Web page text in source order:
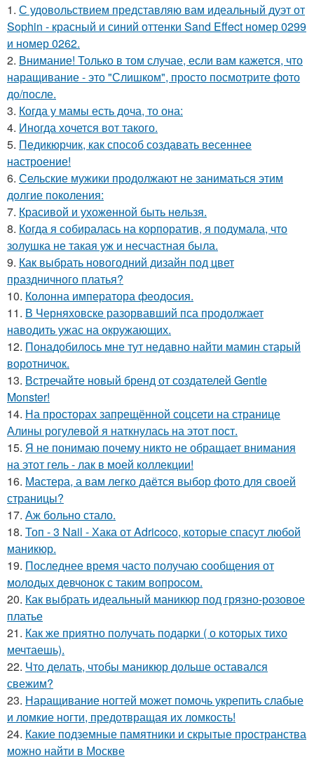
1. С удовольствием представляю вам идеальный дуэт от
Sophin - красный и синий оттенки Sand Effect номер 0299
и номер 0262.
2. Внимание! Только в том случае, если вам кажется, что
наращивание - это "Слишком", просто посмотрите фото
до/после.
3. Когда у мамы есть доча, то она:
4. Иногда хочется вот такого.
5. Педикюрчик, как способ создавать весеннее
настроение!
6. Сельские мужики продолжают не заниматься этим
долгие поколения:
7. Красивой и ухожeнной быть нeльзя.
8. Когда я собиралась на корпоратив, я подумала, что
золушка не такая уж и несчастная была.
9. Как выбрать новогодний дизайн под цвет
праздничного платья?
10. Колонна императора феодосия.
11. В Черняховске разорвавший пса продолжает
наводить ужас на окружающих.
12. Понадобилось мне тут недавно найти мамин старый
воротничок.
13. Встречайте новый бренд от создателей Gentle
Monster!
14. На просторах запрещённой соцсети на странице
Алины рогулевой я наткнулась на этот пост.
15. Я не понимаю почему никто не обращает внимания
на этот гель - лак в моей коллекции!
16. Мастера, а вам легко даётся выбор фото для своей
страницы?
17. Аж больно стало.
18. Топ - 3 Nail - Хака от Adricoco, которые спасут любой
маникюр.
19. Последнее время часто получаю сообщения от
молодых девчонок с таким вопросом.
20. Как выбрать идеальный маникюр под грязно-розовое
платье
21. Как же приятно получать подарки ( о которых тихо
мечтаешь).
22. Что делать, чтобы маникюр дольше оставался
свежим?
23. Наращивание ногтей может помочь укрепить слабые
и ломкие ногти, предотвращая их ломкость!
24. Какие подземные памятники и скрытые пространства
можно найти в Москве